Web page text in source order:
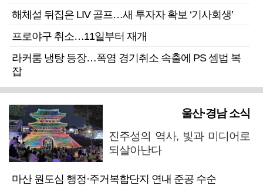
해체설 뒤집은 LIV 골프…새 투자자 확보 ‘기사회생’
프로야구 취소…11일부터 재개
라커룸 냉탕 등장…폭염 경기취소 속출에 PS 셈법 복
잡
울산·경남 소식
진주성의 역사, 빛과 미디어로
되살아난다
마산 원도심 행정·주거복합단지 연내 준공 수순